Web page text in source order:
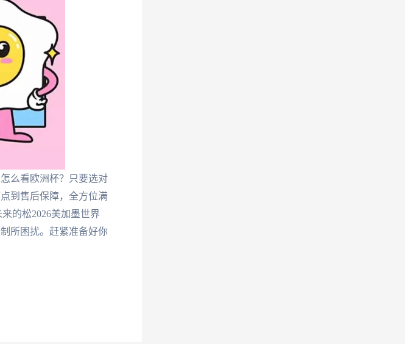
么看欧洲杯？只要选对
到售后保障，全方位满
的松2026美加墨世界
所困扰。赶紧准备好你